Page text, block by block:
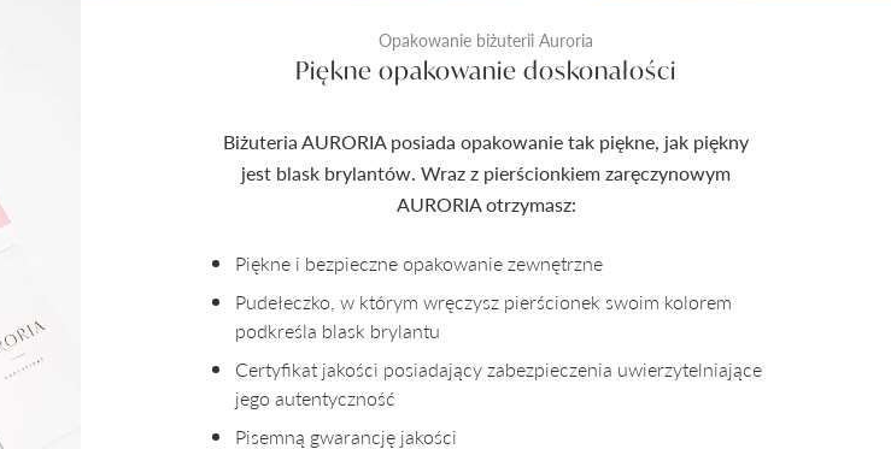
Opakowanie biżuterii Auroria
Piękne opakowanie doskonałości
Biżuteria AURORIA posiada opakowanie tak piękne, jak piękny
jest blask brylantów. Wraz z pierścionkiem zaręczynowym
AURORIA otrzymasz:
Piękne i bezpieczne opakowanie zewnętrzne
Pudełeczko, w którym wręczysz pierścionek swoim kolorem
podkreśla blask brylantu
Certyfikat jakości posiadający zabezpieczenia uwierzytelniające
jego autentyczność
Pisemną gwarancję jakości